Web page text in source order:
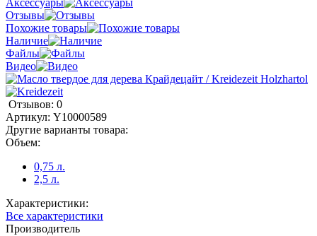
Отзывы
Похожие товары
Наличие
Файлы
Видео
Отзывов: 0
Артикул: Y10000589
Другие варианты товара:
Объем:
0,75 л.
2,5 л.
Характеристики:
Все характеристики
Производитель